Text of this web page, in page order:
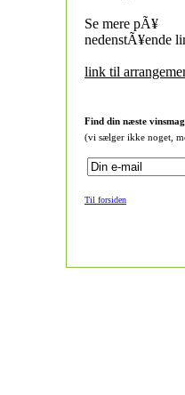
Se mere pÃ¥
nedenstÃ¥ende
link til
Find din næste
(vi sælger ikke noget,
Til forsiden